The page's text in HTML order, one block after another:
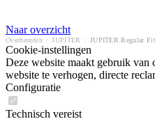
Naar overzicht
Overhemden JUPITER JUPITER Regular
Cookie-instellingen
Deze website maakt gebruik
website te verhogen, directe
Configuratie
Technisch vereist